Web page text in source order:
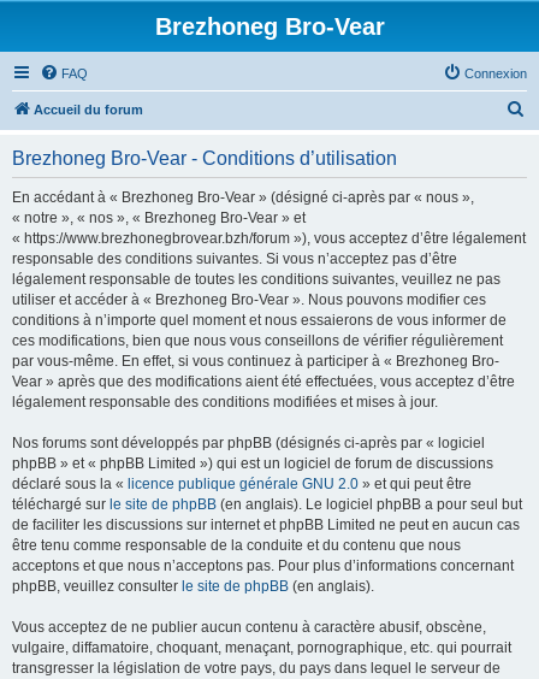
Brezhoneg Bro-Vear
FAQ Connexion
Accueil du forum
Brezhoneg Bro-Vear - Conditions d’utilisation
En accédant à « Brezhoneg Bro-Vear » (désigné ci-après par « nous »,
« notre », « nos », « Brezhoneg Bro-Vear » et
« https://www.brezhonegbrovear.bzh/forum »), vous acceptez d’être légalement
responsable des conditions suivantes. Si vous n’acceptez pas d’être
légalement responsable de toutes les conditions suivantes, veuillez ne pas
utiliser et accéder à « Brezhoneg Bro-Vear ». Nous pouvons modifier ces
conditions à n’importe quel moment et nous essaierons de vous informer de
ces modifications, bien que nous vous conseillons de vérifier régulièrement
par vous-même. En effet, si vous continuez à participer à « Brezhoneg Bro-
Vear » après que des modifications aient été effectuées, vous acceptez d’être
légalement responsable des conditions modifiées et mises à jour.
Nos forums sont développés par phpBB (désignés ci-après par « logiciel
phpBB » et « phpBB Limited ») qui est un logiciel de forum de discussions
déclaré sous la « licence publique générale GNU 2.0 » et qui peut être
téléchargé sur le site de phpBB (en anglais). Le logiciel phpBB a pour seul but
de faciliter les discussions sur internet et phpBB Limited ne peut en aucun cas
être tenu comme responsable de la conduite et du contenu que nous
acceptons et que nous n’acceptons pas. Pour plus d’informations concernant
phpBB, veuillez consulter le site de phpBB (en anglais).
Vous acceptez de ne publier aucun contenu à caractère abusif, obscène,
vulgaire, diffamatoire, choquant, menaçant, pornographique, etc. qui pourrait
transgresser la législation de votre pays, du pays dans lequel le serveur de